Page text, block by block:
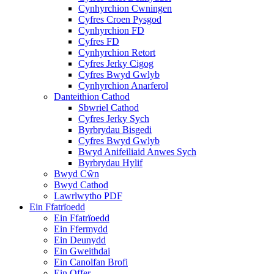
Cynhyrchion Cwningen
Cyfres Croen Pysgod
Cynhyrchion FD
Cyfres FD
Cynhyrchion Retort
Cyfres Jerky Cigog
Cyfres Bwyd Gwlyb
Cynhyrchion Anarferol
Danteithion Cathod
Sbwriel Cathod
Cyfres Jerky Sych
Byrbrydau Bisgedi
Cyfres Bwyd Gwlyb
Bwyd Anifeiliaid Anwes Sych
Byrbrydau Hylif
Bwyd Cŵn
Bwyd Cathod
Lawrlwytho PDF
Ein Ffatrïoedd
Ein Ffatrïoedd
Ein Ffermydd
Ein Deunydd
Ein Gweithdai
Ein Canolfan Brofi